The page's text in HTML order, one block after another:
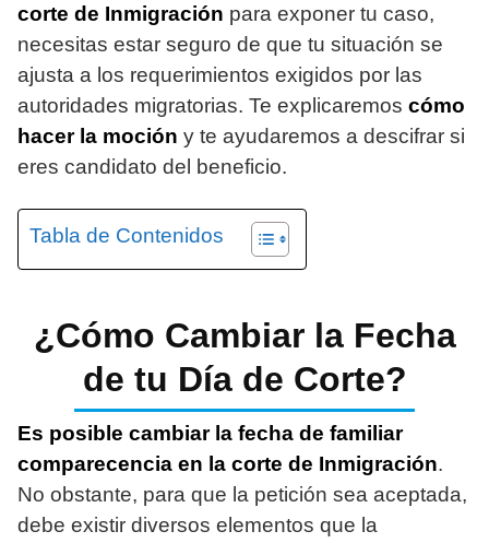
corte de Inmigración para exponer tu caso,
necesitas estar seguro de que tu situación se
ajusta a los requerimientos exigidos por las
autoridades migratorias. Te explicaremos cómo
hacer la moción y te ayudaremos a descifrar si
eres candidato del beneficio.
Tabla de Contenidos
¿Cómo Cambiar la Fecha
de tu Día de Corte?
Es posible cambiar la fecha de familiar
comparecencia en la corte de Inmigración.
No obstante, para que la petición sea aceptada,
debe existir diversos elementos que la